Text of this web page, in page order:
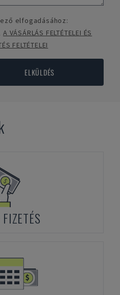
elfogadásához:
A VÁSÁRLÁS FELTÉTELEI ÉS
FELTÉTELEI
ELKÜLDÉS